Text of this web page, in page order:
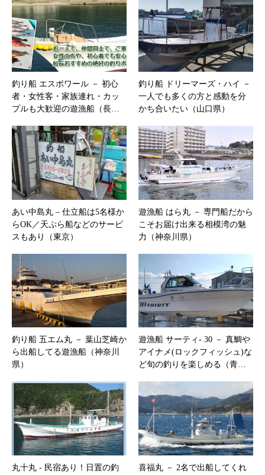
釣り船 エスポワール － 初心
者・女性客・家族連れ・カッ
プルも大歓迎の遊漁船（長…
釣り船 ドリーマーズ・ハイ －
一人でも多くの方と感動を分
かち合いたい（山口県）
あい中島丸 – 仕立船は5名様か
らOK／天ぷら船などのサービ
スもあり（東京）
遊漁船 はら丸 － 専門船だから
こそお届け出来る相模湾の魅
力（神奈川県）
釣り船 五エム丸 － 葉山芝崎か
ら出船してる遊漁船（神奈川
県）
遊漁船 サーティ‐ 30 － 真鯛や
アイナメ(ロックフィッシュ)な
ど旬の釣りを楽しめる（青…
丸十丸 ‐ 民宿あり！日置の釣
喜福丸 － 2名で出船してくれ